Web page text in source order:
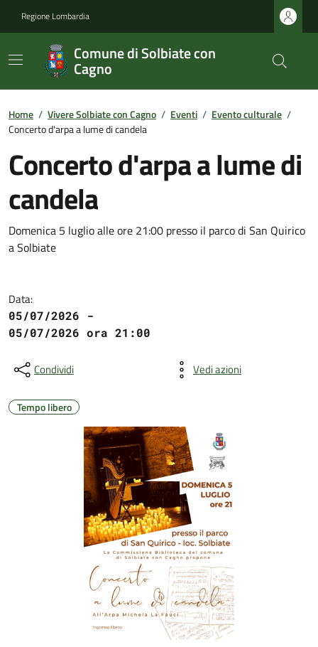
Regione Lombardia
Comune di Solbiate con
Cagno
Home / Vivere Solbiate con Cagno / Eventi / Evento culturale /
Concerto d'arpa a lume di candela
Concerto d'arpa a lume di
candela
Domenica 5 luglio alle ore 21:00 presso il parco di San Quirico
a Solbiate
Data:
05/07/2026 -
05/07/2026 ora 21:00
Condividi Vedi azioni
Tempo libero